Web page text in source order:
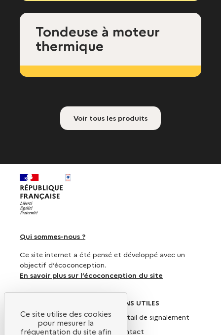
Tondeuse à moteur
thermique
Voir tous les produits
Qui sommes-nous ?
Ce site internet a été pensé et développé avec un
objectif d’écoconception.
En savoir plus sur l’écoconception du site
X
Linkedin
LIENS UTILES
Portail de signalement
Contact
Ce site utilise des cookies
pour mesurer la
fréquentation du site afin